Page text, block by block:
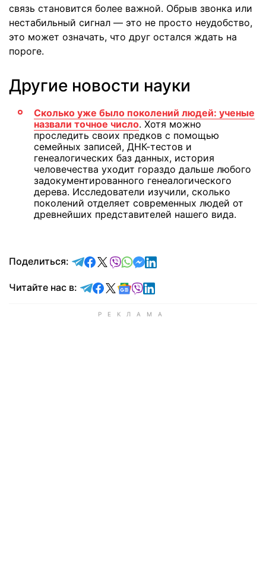
связь становится более важной. Обрыв звонка или
нестабильный сигнал — это не просто неудобство,
это может означать, что друг остался ждать на
пороге.
Другие новости науки
Сколько уже было поколений людей: ученые
назвали точное число. Хотя можно
проследить своих предков с помощью
семейных записей, ДНК-тестов и
генеалогических баз данных, история
человечества уходит гораздо дальше любого
задокументированного генеалогического
дерева. Исследователи изучили, сколько
поколений отделяет современных людей от
древнейших представителей нашего вида.
Поделиться: отправить в Telegram
поделиться в Facebook
поделиться в X
отправить в Viber
отправить в Whatsapp
отправить в Messenger
отправить в LinkedIn
Читайте нас в: Читайте в Telegram
Читайте в Facebook
Читайте в X
Читайте в Google news
Читайте в Viber
Читайте в LinkedIn